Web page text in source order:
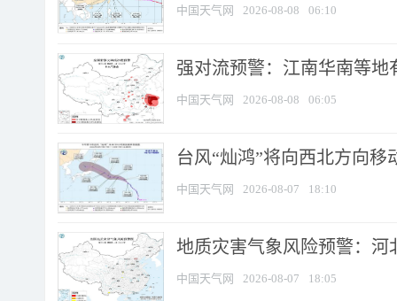
中国天气网 2026-08-08 06:10
强对流预警：江南华南等地
中国天气网 2026-08-08 06:05
台风“灿鸿”将向西北方向移
中国天气网 2026-08-07 18:10
地质灾害气象风险预警：河
中国天气网 2026-08-07 18:05